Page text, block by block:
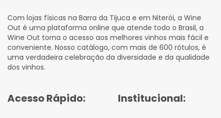
Com lojas físicas na Barra da Tijuca e em Niterói, a Wine
Out é uma plataforma online que atende todo o Brasil, a
Wine Out torna o acesso aos melhores vinhos mais fácil e
conveniente. Nosso catálogo, com mais de 600 rótulos, é
uma verdadeira celebração da diversidade e da qualidade
dos vinhos.
Acesso Rápido: Institucional: